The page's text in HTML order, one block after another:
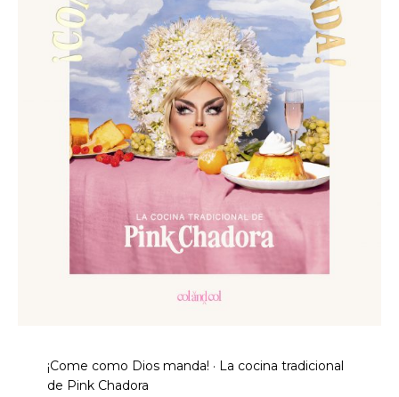
¡Come como Dios manda! · La cocina tradicional
de Pink Chadora